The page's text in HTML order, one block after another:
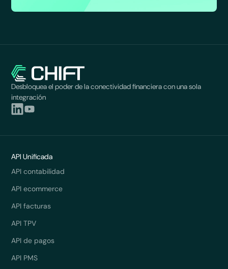
Desbloquea el poder de la conectividad financiera con una sola
integración
API Unificada
API contabilidad
API ecommerce
API facturas
API TPV
API de pagos
API PMS